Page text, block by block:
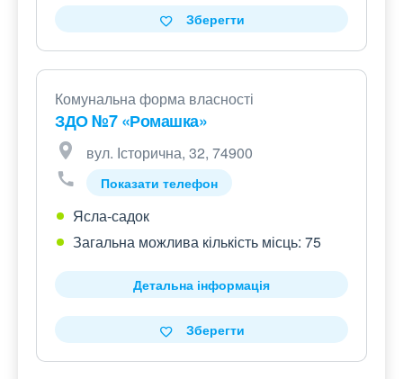
Зберегти
Комунальна форма власності
ЗДО №7 «Ромашка»
вул. Історична, 32, 74900
Показати телефон
Ясла-садок
Загальна можлива кількість місць: 75
Детальна інформація
Зберегти